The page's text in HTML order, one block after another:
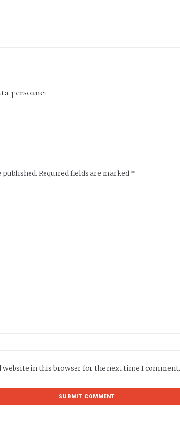
persoanei
published. Required fields are marked *
website in this browser for the next time I comment.